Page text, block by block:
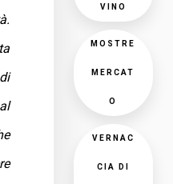
VINO
MOSTRE
MERCAT
O
VERNAC
CIA DI